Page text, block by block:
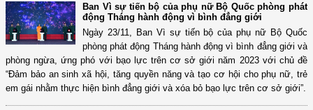
Ban Vì sự tiến bộ của phụ nữ Bộ Quốc phòng phát
động Tháng hành động vì bình đẳng giới
Ngày 23/11, Ban Vì sự tiến bộ của phụ nữ Bộ Quốc
phòng phát động Tháng hành động vì bình đẳng giới và
phòng ngừa, ứng phó với bạo lực trên cơ sở giới năm 2023 với chủ đề
“Đảm bảo an sinh xã hội, tăng quyền năng và tạo cơ hội cho phụ nữ, trẻ
em gái nhằm thực hiện bình đẳng giới và xóa bỏ bạo lực trên cơ sở giới”.